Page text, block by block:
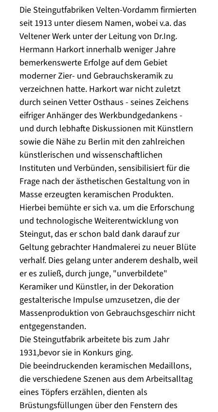
Die Steingutfabriken Velten-Vordamm firmierten
seit 1913 unter diesem Namen, wobei v.a. das
Veltener Werk unter der Leitung von Dr.Ing.
Hermann Harkort innerhalb weniger Jahre
bemerkenswerte Erfolge auf dem Gebiet
moderner Zier- und Gebrauchskeramik zu
verzeichnen hatte. Harkort war nicht zuletzt
durch seinen Vetter Osthaus - seines Zeichens
eifriger Anhänger des Werkbundgedankens -
und durch lebhafte Diskussionen mit Künstlern
sowie die Nähe zu Berlin mit den zahlreichen
künstlerischen und wissenschaftlichen
Instituten und Verbünden, sensibilisiert für die
Frage nach der ästhetischen Gestaltung von in
Masse erzeugten keramischen Produkten.
Hierbei bemühte er sich v.a. um die Erforschung
und technologische Weiterentwicklung von
Steingut, das er schon bald dank darauf zur
Geltung gebrachter Handmalerei zu neuer Blüte
verhalf. Dies gelang unter anderem deshalb, weil
er es zuließ, durch junge, "unverbildete"
Keramiker und Künstler, in der Dekoration
gestalterische Impulse umzusetzen, die der
Massenproduktion von Gebrauchsgeschirr nicht
entgegenstanden.
Die Steingutfabrik arbeitete bis zum Jahr
1931,bevor sie in Konkurs ging.
Die beeindruckenden keramischen Medaillons,
die verschiedene Szenen aus dem Arbeitsalltag
eines Töpfers erzählen, dienten als
Brüstungsfüllungen über den Fenstern des